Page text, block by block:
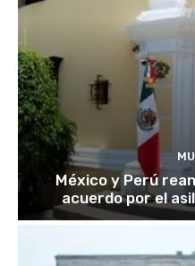
México y Perú
acuerdo por el